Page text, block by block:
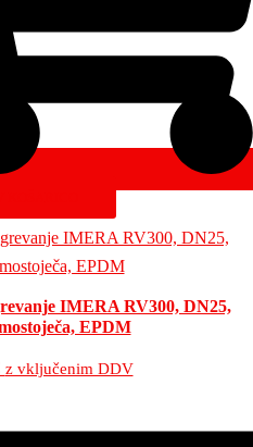
IMERA RV300, DN25,
EPDM
z vključenim DDV